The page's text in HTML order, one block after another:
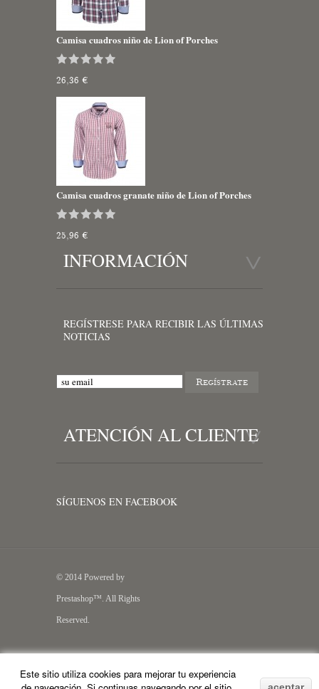
Camisa cuadros niño de Lion of Porches
26,36 €
Camisa cuadros granate niño de Lion of Porches
25,96 €
INFORMACIÓN
REGÍSTRESE PARA RECIBIR LAS ÚLTIMAS
NOTICIAS
ATENCIÓN AL CLIENTE
Este sitio utiliza cookies para mejorar tu experiencia
SÍGUENOS EN FACEBOOK
© 2014 Powered by
Prestashop™. All Rights
Reserved.